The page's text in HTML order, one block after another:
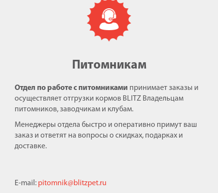
Питомникам
Отдел по работе с питомниками принимает заказы и
осуществляет отгрузки кормов BLITZ Владельцам
питомников, заводчикам и клубам.
Менеджеры отдела быстро и оперативно примут ваш
заказ и ответят на вопросы о скидках, подарках и
доставке.
E-mail: pitomnik@blitzpet.ru